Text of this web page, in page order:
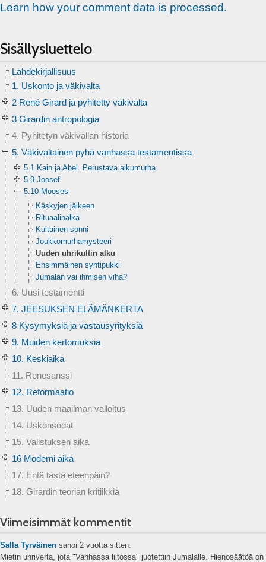
Learn how your comment data is processed.
Sisällysluettelo
Lähdekirjallisuus
1. Uskonto ja väkivalta
2 René Girard ja pyhitetty väkivalta
3 Girardin antropologia
4. Pyhitetyn väkivallan historia
5. Väkivaltainen pyhä vanhassa testamentissa
5.1 Kain ja Abel. Perustava alkumurha.
5.9 Joosef
5.10 Mooses
Käskyjen jälkeen
Rituaalinälkä
Kultainen sonni
Joukkomurhamysteeri
Uuden uhrikultin alku
Ensimmäinen syntipukki
Jumalan vai ihmisen viha?
6. Uusi testamentti
7. JEESUKSEN ELÄMÄNKERTA
8 Kysymyksiä ja vastausyrityksiä
9. Muiden kertomuksia
10. Keskiaika
11. Renesanssi
12. Reformaatio
13. Uuden maailman valloitus
14. Uskonsodat
15. Valistuksen aika
16 Moderni aika
17. Entä tästä eteenpäin?
18. Girardin teorian kritiikkiä
Viimeisimmät kommentit
Salla Tyrväinen sanoi 2 vuotta sitten:
Mietin uhriverta, jota "Vanhassa liitossa" juotettiin Jumalalle. Hienosäätöä on